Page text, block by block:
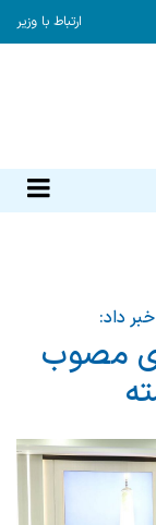
ارتباط با وزیر
داد:
مصوب